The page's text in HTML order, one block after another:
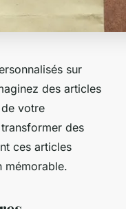
sur
des articles
votre
des
ces articles
mémorable.